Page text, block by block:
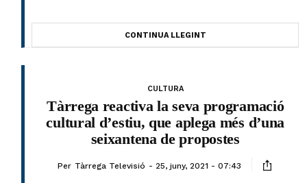
CONTINUA LLEGINT
CULTURA
Tàrrega reactiva la seva programació
cultural d’estiu, que aplega més d’una
seixantena de propostes
Per Tàrrega Televisió 25, juny, 2021 - 07:43